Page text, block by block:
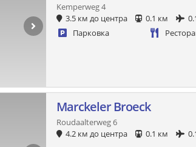
Kemperweg 4
3.5 км до центра
0.1 км
Парковка
Marckeler Broeck
Roudaalterweg 6
4.2 км до центра
0.1 км